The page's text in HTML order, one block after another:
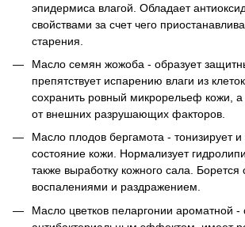
эпидермиса влагой. Обладает
свойствами за счет чего
старения.
Масло семян жожоба - образует
препятствует испарению влаги из
сохранить ровный микрорельеф кожи,
от внешних разрушающих факторов.
Масло плодов бергамота - тонизирует и
состояние кожи. Нормализует
также выработку кожного сала. Борется
воспалениями и раздражением.
Масло цветков пеларгонии ароматной -